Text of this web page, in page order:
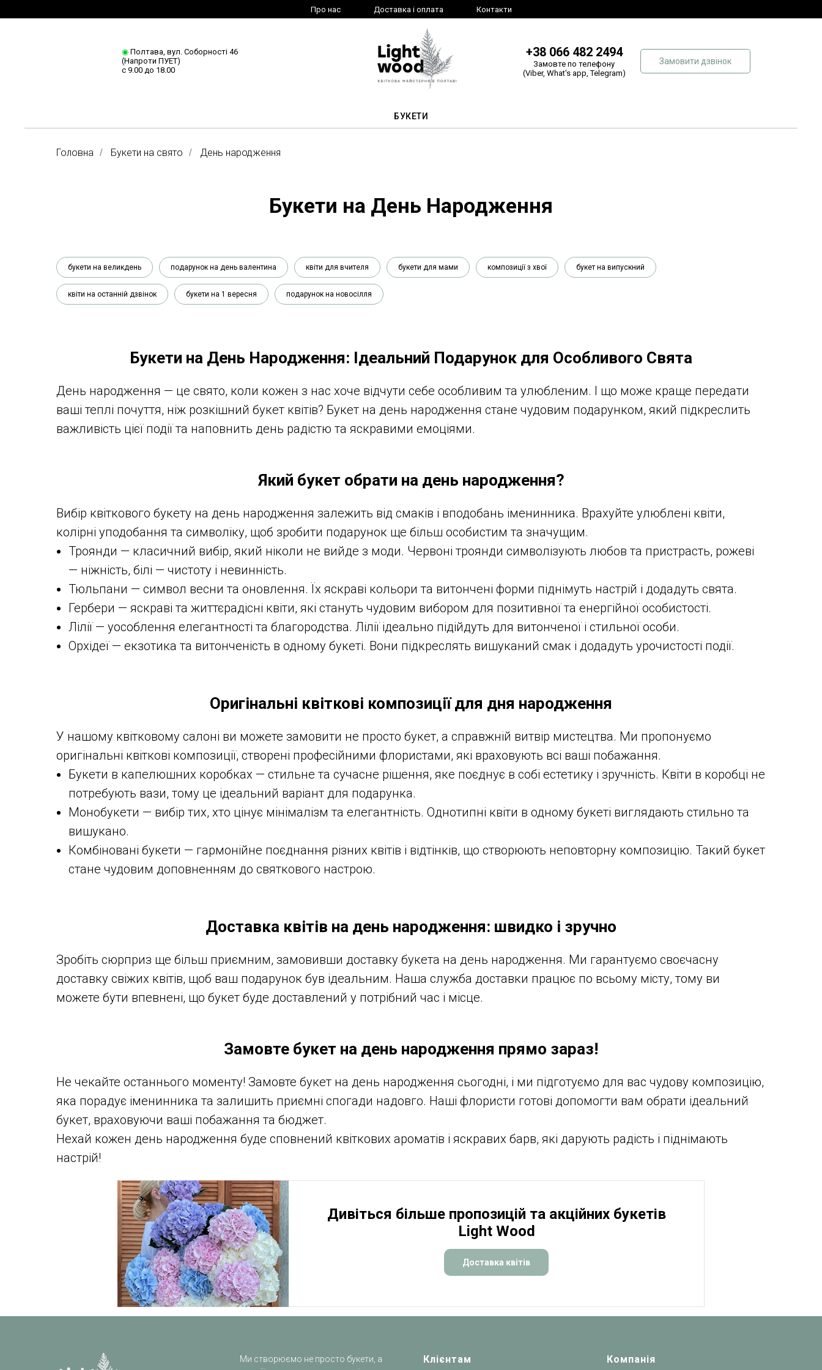
Про нас Доставка і оплата Контакти
◉Полтава, вул. Соборності 46
(Напроти ПУЕТ)
с 9.00 до 18.00
+38 066 482 2494
Замовте по телефону
(Viber, What's app, Telegram)
Замовити дзвінок
БУКЕТИ
Головна / Букети на свято / День народження
Букети на День Народження
букети на великдень подарунок на день валентина квіти для вчителя букети для мами композиції з хвої букет на випускний
квіти на останній дзвінок букети на 1 вересня подарунок на новосілля
Букети на День Народження: Ідеальний Подарунок для Особливого Свята
День народження — це свято, коли кожен з нас хоче відчути себе особливим та улюбленим. І що може краще передати
ваші теплі почуття, ніж розкішний букет квітів? Букет на день народження стане чудовим подарунком, який підкреслить
важливість цієї події та наповнить день радістю та яскравими емоціями.
Який букет обрати на день народження?
Вибір квіткового букету на день народження залежить від смаків і вподобань іменинника. Врахуйте улюблені квіти,
колірні уподобання та символіку, щоб зробити подарунок ще більш особистим та значущим.
Троянди — класичний вибір, який ніколи не вийде з моди. Червоні троянди символізують любов та пристрасть, рожеві
— ніжність, білі — чистоту і невинність.
Тюльпани — символ весни та оновлення. Їх яскраві кольори та витончені форми піднімуть настрій і додадуть свята.
Гербери — яскраві та життєрадісні квіти, які стануть чудовим вибором для позитивної та енергійної особистості.
Лілії — уособлення елегантності та благородства. Лілії ідеально підійдуть для витонченої і стильної особи.
Орхідеї — екзотика та витонченість в одному букеті. Вони підкреслять вишуканий смак і додадуть урочистості події.
Оригінальні квіткові композиції для дня народження
У нашому квітковому салоні ви можете замовити не просто букет, а справжній витвір мистецтва. Ми пропонуємо
оригінальні квіткові композиції, створені професійними флористами, які враховують всі ваші побажання.
Букети в капелюшних коробках — стильне та сучасне рішення, яке поєднує в собі естетику і зручність. Квіти в коробці не
потребують вази, тому це ідеальний варіант для подарунка.
Монобукети — вибір тих, хто цінує мінімалізм та елегантність. Однотипні квіти в одному букеті виглядають стильно та
вишукано.
Комбіновані букети — гармонійне поєднання різних квітів і відтінків, що створюють неповторну композицію. Такий букет
стане чудовим доповненням до святкового настрою.
Доставка квітів на день народження: швидко і зручно
Зробіть сюрприз ще більш приємним, замовивши доставку букета на день народження. Ми гарантуємо своєчасну
доставку свіжих квітів, щоб ваш подарунок був ідеальним. Наша служба доставки працює по всьому місту, тому ви
можете бути впевнені, що букет буде доставлений у потрібний час і місце.
Замовте букет на день народження прямо зараз!
Не чекайте останнього моменту! Замовте букет на день народження сьогодні, і ми підготуємо для вас чудову композицію,
яка порадує іменинника та залишить приємні спогади надовго. Наші флористи готові допомогти вам обрати ідеальний
букет, враховуючи ваші побажання та бюджет.
Нехай кожен день народження буде сповнений квіткових ароматів і яскравих барв, які дарують радість і піднімають
настрій!
Дивіться більше пропозицій та акційних букетів
Light Wood
Доставка квітів
Ми створюємо не просто букети, а
Клієнтам Компанія